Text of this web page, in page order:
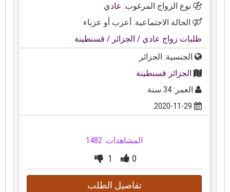
نوع الزواج المرغوب:عادي
الحالة الاجتماعية: أعزب أو عزباء
طلبات زواج عادي/ الجزائر / قسنطينة
الجنسية: الجزائر
الجزائر قسنطينة
العمر: 34 سنة
2020-11-29
المشاهدات: 1482
0
1
تفاصيل الطلب